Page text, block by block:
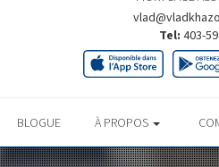
Tel: 403-
BLOGUE À PROPOS